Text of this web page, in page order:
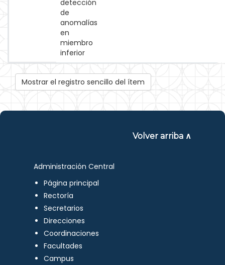
detección
de
anomalías
en
miembro
inferior
Mostrar el registro sencillo del ítem
Volver arriba ∧
Administración Central
Página principal
Rectoría
Secretarios
Direcciones
Coordinaciones
Facultades
Campus